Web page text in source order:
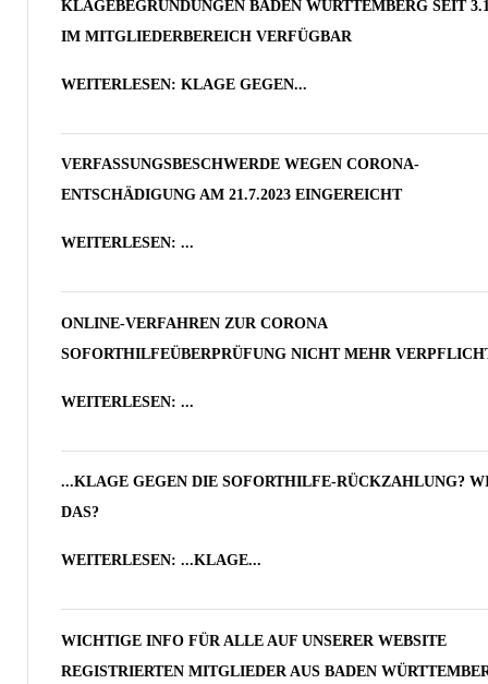
KLAGEBEGRÜNDUNGEN BADEN WÜRTTEMBERG SEIT
IM MITGLIEDERBEREICH VERFÜGBAR
WEITERLESEN: KLAGE GEGEN...
VERFASSUNGSBESCHWERDE WEGEN CORONA-
ENTSCHÄDIGUNG AM 21.7.2023 EINGEREICHT
WEITERLESEN: ...
ONLINE-VERFAHREN ZUR CORONA
SOFORTHILFEÜBERPRÜFUNG NICHT MEHR
WEITERLESEN: ...
...KLAGE GEGEN DIE SOFORTHILFE-RÜCKZAHLUNG?
DAS?
WEITERLESEN: ...KLAGE...
WICHTIGE INFO FÜR ALLE AUF UNSERER WEBSITE
REGISTRIERTEN MITGLIEDER AUS BADEN